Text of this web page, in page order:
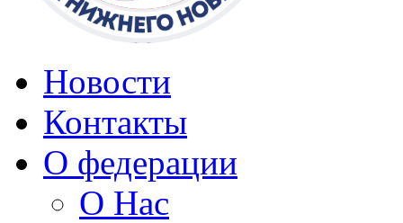
Новости
Контакты
О федерации
О Нас